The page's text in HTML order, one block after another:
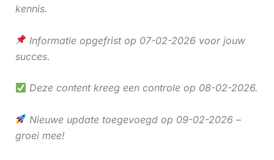
kennis.
Informatie opgefrist op 07-02-2026 voor jouw
succes.
Deze content kreeg een controle op 08-02-2026.
Nieuwe update toegevoegd op 09-02-2026 –
groei mee!